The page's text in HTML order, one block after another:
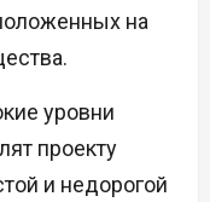
на
уровни
проекту
и недорогой